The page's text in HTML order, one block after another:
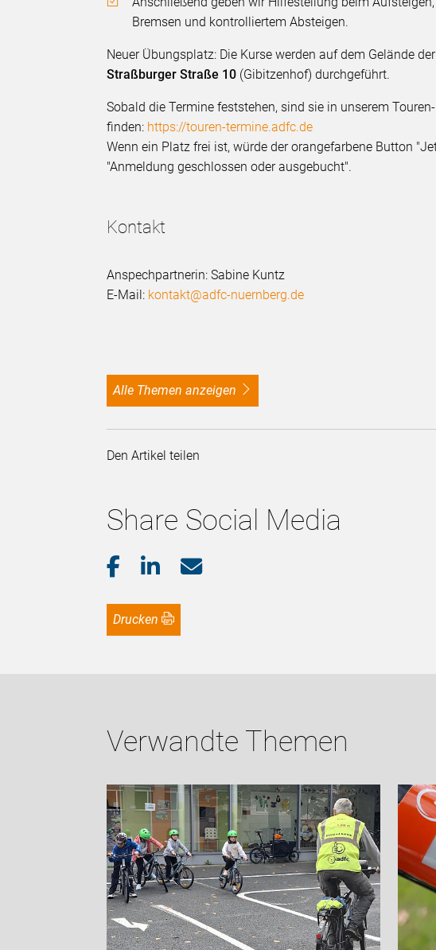
Bremsen und kontrolliertem Absteigen.
Neuer Übungsplatz: Die Kurse werden auf dem Gelände
Straßburger Straße 10 (Gibitzenhof) durchgeführt.
Sobald die Termine feststehen, sind sie in unserem
finden: https://touren-termine.adfc.de
Wenn ein Platz frei ist, würde der orangefarbene Button
"Anmeldung geschlossen oder ausgebucht".
Kontakt
Anspechpartnerin: Sabine Kuntz
E-Mail: kontakt@adfc-nuernberg.de
alle Themen anzeigen
Den Artikel teilen
Share Social Media
Drucken
Verwandte Themen